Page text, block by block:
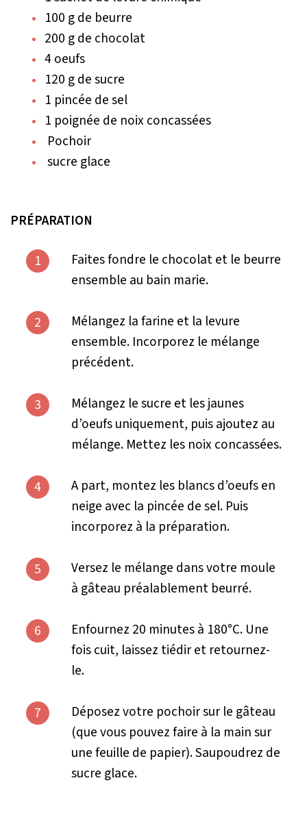
100 g de beurre
200 g de chocolat
4 oeufs
120 g de sucre
1 pincée de sel
1 poignée de noix concassées
Pochoir
sucre glace
PRÉPARATION
1
Faites fondre le chocolat et le beurre
ensemble au bain marie.
2
Mélangez la farine et la levure
ensemble. Incorporez le mélange
précédent.
3
Mélangez le sucre et les jaunes
d’oeufs uniquement, puis ajoutez au
mélange. Mettez les noix concassées.
4
A part, montez les blancs d’oeufs en
neige avec la pincée de sel. Puis
incorporez à la préparation.
5
Versez le mélange dans votre moule
à gâteau préalablement beurré.
6
Enfournez 20 minutes à 180°C. Une
fois cuit, laissez tiédir et retournez-
le.
7
Déposez votre pochoir sur le gâteau
(que vous pouvez faire à la main sur
une feuille de papier). Saupoudrez de
sucre glace.